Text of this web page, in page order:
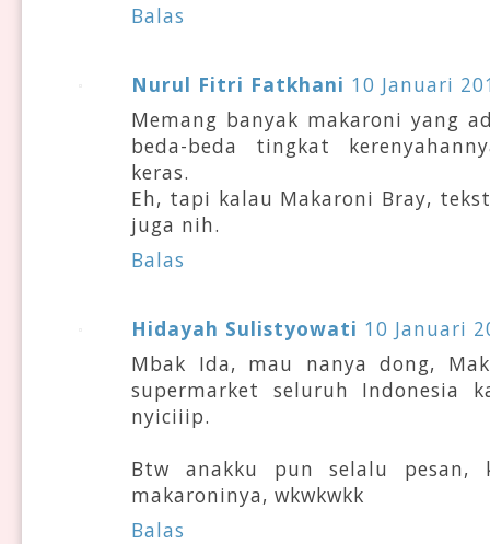
Balas
Nurul Fitri Fatkhani 10 Januari
Memang banyak makaroni yang
beda-beda tingkat
keras.
Eh, tapi kalau Makaroni Bray,
juga nih.
Balas
Hidayah Sulistyowati 10 Januari
Mbak Ida, mau nanya dong,
supermarket seluruh Indonesia
nyiciiip.
Btw anakku pun selalu pesan,
makaroninya, wkwkwkk
Balas